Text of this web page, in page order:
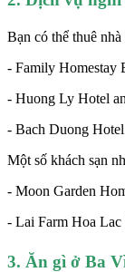
Bạn có thể thuê
- Family Homestay
- Huong Ly Hotel
- Bach Duong
Một số khách sạn
- Moon Garden
- Lai Farm Hoa
3. Ăn gì ở Ba